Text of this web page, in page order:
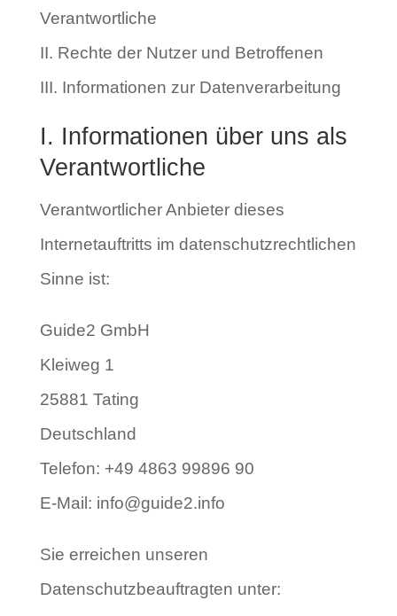
Verantwortliche
II. Rechte der Nutzer und Betroffenen
III. Informationen zur Datenverarbeitung
I. Informationen über uns als
Verantwortliche
Verantwortlicher Anbieter dieses
Internetauftritts im datenschutzrechtlichen
Sinne ist:
Guide2 GmbH
Kleiweg 1
25881 Tating
Deutschland
Telefon: +49 4863 99896 90
E-Mail: info@guide2.info
Sie erreichen unseren
Datenschutzbeauftragten unter: